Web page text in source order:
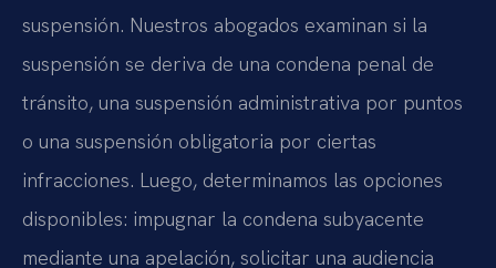
suspensión. Nuestros abogados examinan si la
suspensión se deriva de una condena penal de
tránsito, una suspensión administrativa por puntos
o una suspensión obligatoria por ciertas
infracciones. Luego, determinamos las opciones
disponibles: impugnar la condena subyacente
mediante una apelación, solicitar una audiencia